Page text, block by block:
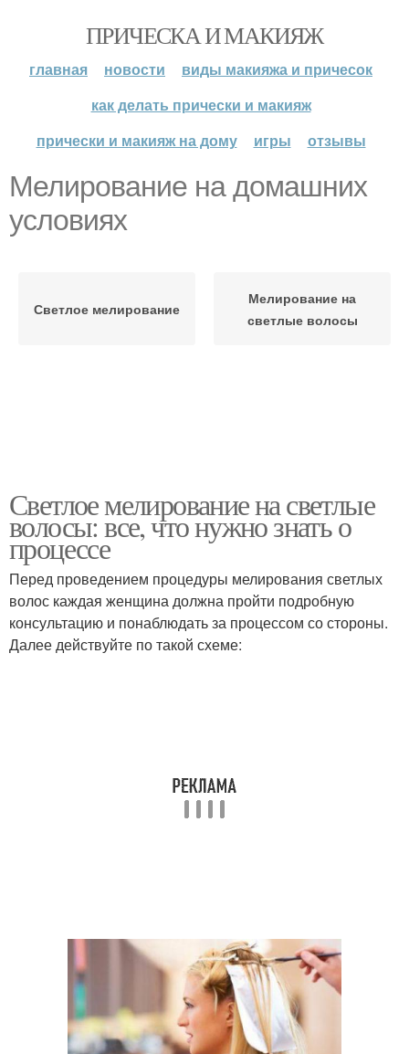
ПРИЧЕСКА И МАКИЯЖ
главная новости
виды макияжа и причесок
как делать прически и макияж
прически и макияж на дому
игры отзывы
Мелирование на домашних
условиях
Светлое мелирование
Мелирование на
светлые волосы
Светлое мелирование на светлые
волосы: все, что нужно знать о
процессе
Перед проведением процедуры мелирования светлых
волос каждая женщина должна пройти подробную
консультацию и понаблюдать за процессом со стороны.
Далее действуйте по такой схеме: